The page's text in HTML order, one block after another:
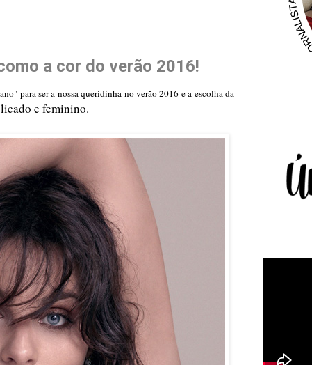
a cor do verão 2016!
para ser a nossa queridinha no verão 2016 e a escolha da
e feminino.